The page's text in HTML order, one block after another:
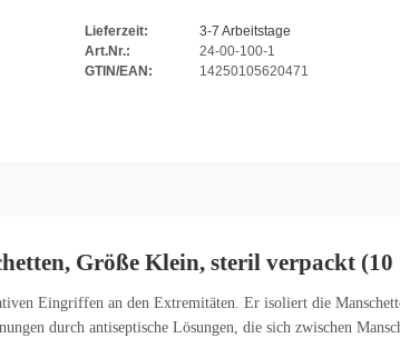
Lieferzeit:
3-7 Arbeitstage
Art.Nr.:
24-00-100-1
GTIN/EAN:
14250105620471
Größe Klein, steril verpackt (10
Eingriffen an den Extremitäten. Er isoliert die
durch antiseptische Lösungen, die sich zwischen